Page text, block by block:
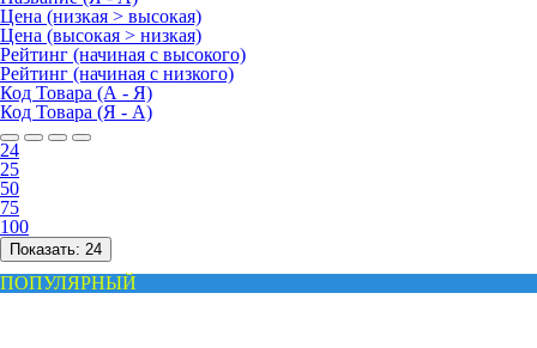
Цена (низкая > высокая)
Цена (высокая > низкая)
Рейтинг (начиная с высокого)
Рейтинг (начиная с низкого)
Код Товара (А - Я)
Код Товара (Я - А)
24
25
50
75
100
Показать: 24
ПОПУЛЯРНЫЙ